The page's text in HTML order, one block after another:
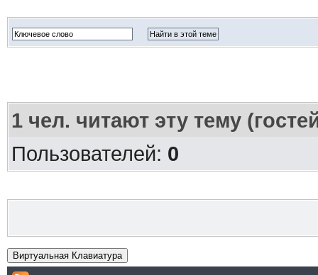
1чел. читают эту тему
Пользователей: 0
Виртуальная Клавиатура